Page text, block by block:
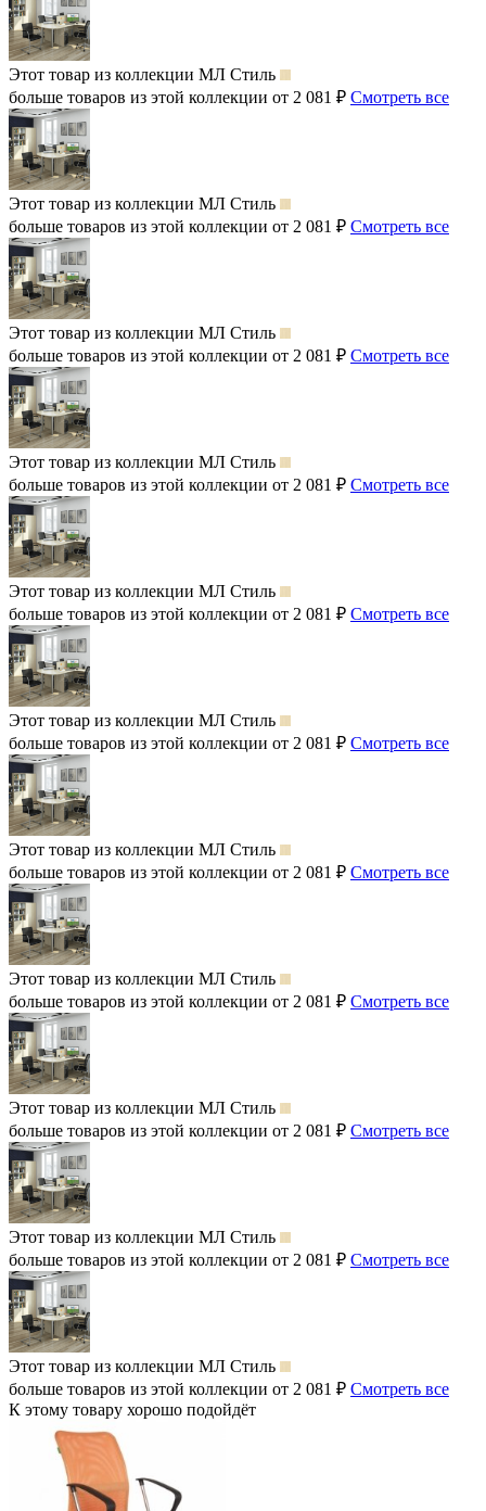
Этот товар из коллекции МЛ Стиль
больше товаров из этой коллекции от 2 081 ₽ Смотреть все
Этот товар из коллекции МЛ Стиль
больше товаров из этой коллекции от 2 081 ₽ Смотреть все
Этот товар из коллекции МЛ Стиль
больше товаров из этой коллекции от 2 081 ₽ Смотреть все
Этот товар из коллекции МЛ Стиль
больше товаров из этой коллекции от 2 081 ₽ Смотреть все
Этот товар из коллекции МЛ Стиль
больше товаров из этой коллекции от 2 081 ₽ Смотреть все
Этот товар из коллекции МЛ Стиль
больше товаров из этой коллекции от 2 081 ₽ Смотреть все
Этот товар из коллекции МЛ Стиль
больше товаров из этой коллекции от 2 081 ₽ Смотреть все
Этот товар из коллекции МЛ Стиль
больше товаров из этой коллекции от 2 081 ₽ Смотреть все
Этот товар из коллекции МЛ Стиль
больше товаров из этой коллекции от 2 081 ₽ Смотреть все
Этот товар из коллекции МЛ Стиль
больше товаров из этой коллекции от 2 081 ₽ Смотреть все
Этот товар из коллекции МЛ Стиль
больше товаров из этой коллекции от 2 081 ₽ Смотреть все
К этому товару хорошо подойдёт